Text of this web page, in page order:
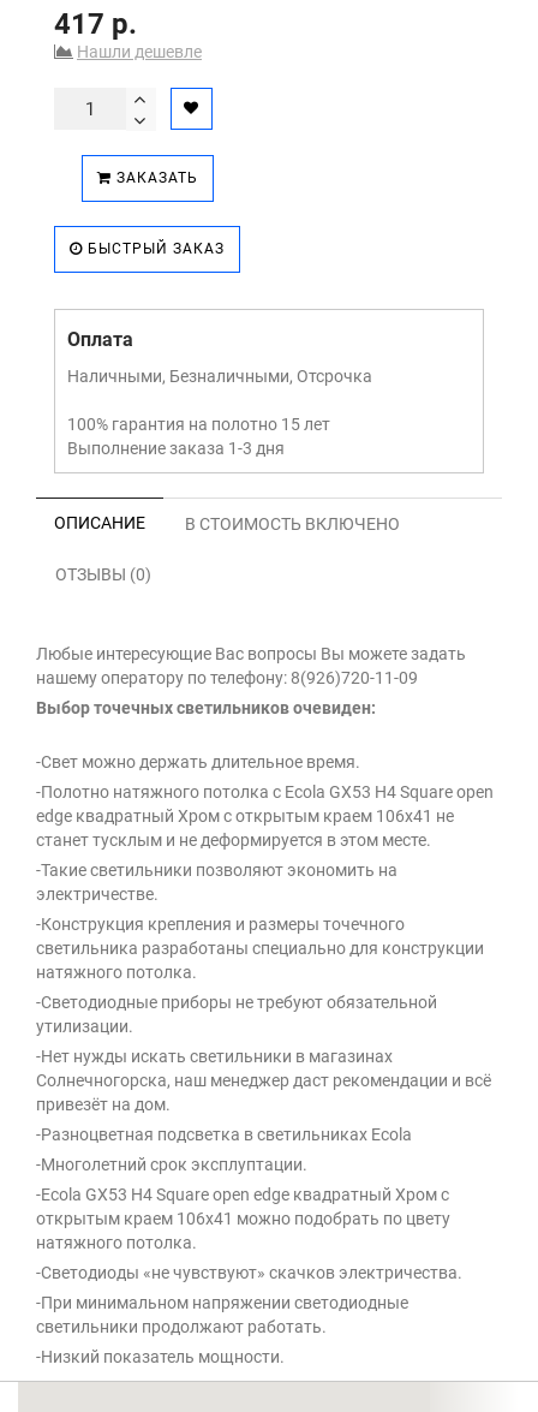
417 р.
Нашли дешевле
ЗАКАЗАТЬ
БЫСТРЫЙ ЗАКАЗ
Оплата
Наличными, Безналичными, Отсрочка
100% гарантия на полотно 15 лет
Выполнение заказа 1-3 дня
ОПИСАНИЕ В СТОИМОСТЬ ВКЛЮЧЕНО
ОТЗЫВЫ (0)
Любые интересующие Вас вопросы Вы можете задать
нашему оператору по телефону: 8(926)720-11-09
Выбор точечных светильников очевиден:
-Свет можно держать длительное время.
-Полотно натяжного потолка с Ecola GX53 H4 Square open
edge квадратный Хром с открытым краем 106x41 не
станет тусклым и не деформируется в этом месте.
-Такие светильники позволяют экономить на
электричестве.
-Конструкция крепления и размеры точечного
светильника разработаны специально для конструкции
натяжного потолка.
-Светодиодные приборы не требуют обязательной
утилизации.
-Нет нужды искать светильники в магазинах
Солнечногорска, наш менеджер даст рекомендации и всё
привезёт на дом.
-Разноцветная подсветка в светильниках Ecola
-Многолетний срок эксплуптации.
-Ecola GX53 H4 Square open edge квадратный Хром с
открытым краем 106x41 можно подобрать по цвету
натяжного потолка.
-Светодиоды «не чувствуют» скачков электричества.
-При минимальном напряжении светодиодные
светильники продолжают работать.
-Низкий показатель мощности.